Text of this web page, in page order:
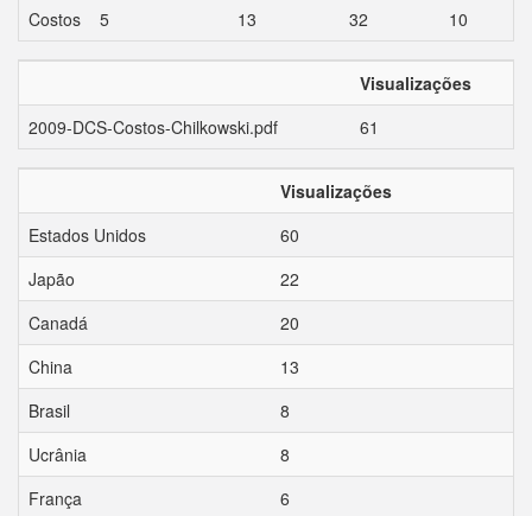
Costos
5 13 32 10
Visualizações
2009-DCS-Costos-Chilkowski.pdf
61
Visualizações
Estados Unidos
60
Japão
22
Canadá
20
China
13
Brasil
8
Ucrânia
8
França
6